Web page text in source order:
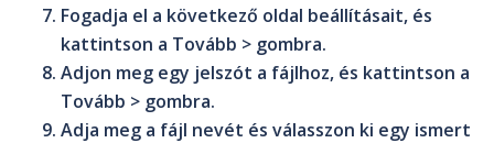
Fogadja el a következő oldal beállításait, és
kattintson a Tovább > gombra.
Adjon meg egy jelszót a fájlhoz, és kattintson a
Tovább > gombra.
Adja meg a fájl nevét és válasszon ki egy ismert